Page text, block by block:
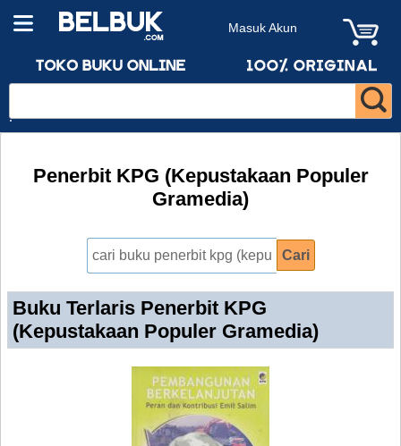
Masuk Akun
Penerbit KPG (Kepustakaan Populer
Gramedia)
Buku Terlaris Penerbit KPG
(Kepustakaan Populer Gramedia)